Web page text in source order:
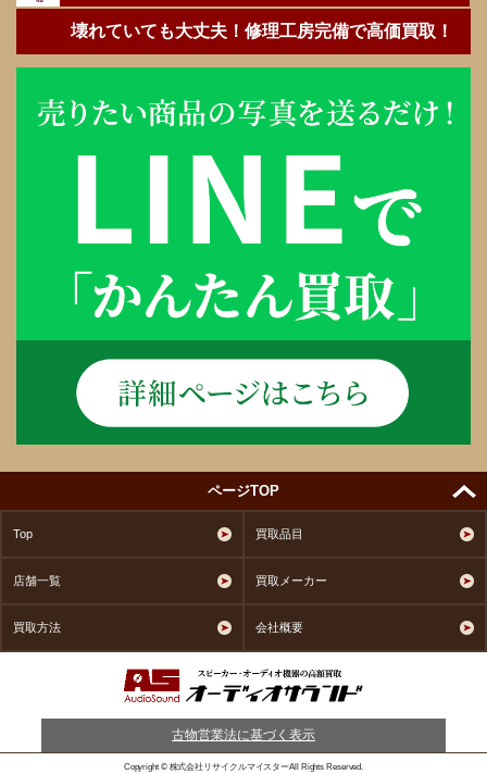
壊れていても大丈夫！修理工房完備で高価買取！
ページTOP
Top 買取品目
店舗一覧 買取メーカー
買取方法 会社概要
古物営業法に基づく表示
Copyright © 株式会社リサイクルマイスターAll Rights Reserved.